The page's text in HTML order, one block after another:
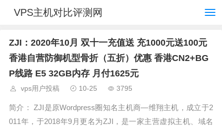
VPS主机对比评测网
ZJI：2020年10月 双十一充值送 充1000元送100元
香港自营防御机型骨折（五折）优惠 香港CN2+BG
P线路 E5 32GB内存 月付1625元
vps用户投稿 10-25 3795
简介： ZJI是原Wordpress圈知名主机商—维翔主机，成立于2
011年，于2018年9月更名为ZJI，是一家主营虚拟主机、域名